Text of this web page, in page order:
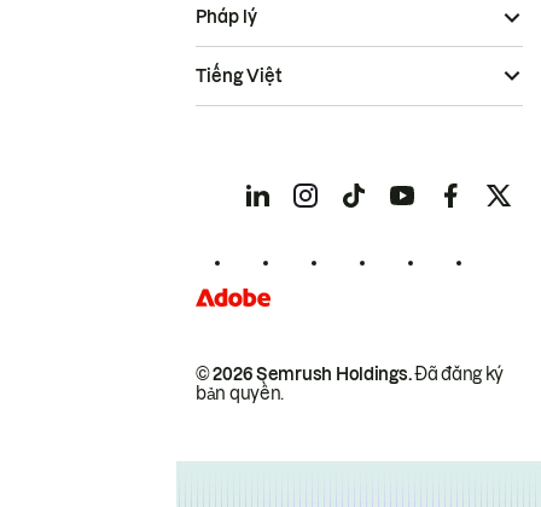
© 2026 Semrush Holdings.Đã đăng ký
bản quyền.
Pháp lý
Tiếng Việt